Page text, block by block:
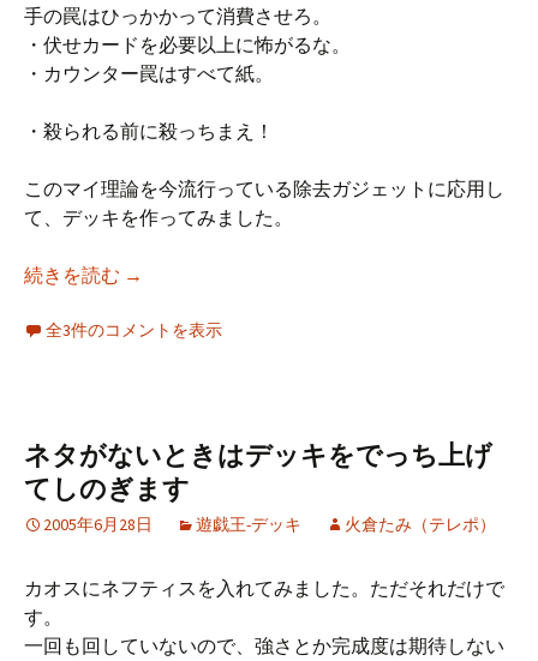
手の罠はひっかかって消費させろ。
・伏せカードを必要以上に怖がるな。
・カウンター罠はすべて紙。
・殺られる前に殺っちまえ！
このマイ理論を今流行っている除去ガジェットに応用し
て、デッキを作ってみました。
続きを読む マイ理論に基づいたデッキ
→
全3件のコメントを表示
ネタがないときはデッキをでっち上げ
てしのぎます
2005年6月28日 遊戯王-デッキ 火倉たみ（テレポ）
カオスにネフティスを入れてみました。ただそれだけで
す。
一回も回していないので、強さとか完成度は期待しない